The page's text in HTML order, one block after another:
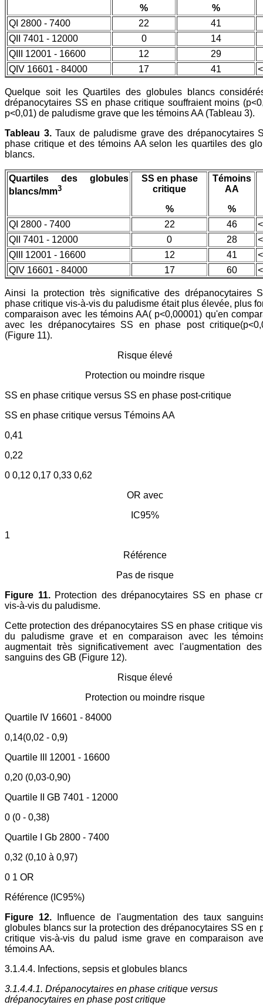
%
%
QI 2800 - 7400
22 41
QII 7401 - 12000
0 14
QIII 12001 - 16600
12 29
QIV 16601 - 84000
17 41
Quelque soit les Quartiles des globules blancs
drépanocytaires SS en phase critique souffraient moins
p<0,01) de paludisme grave que les témoins AA (Tableau 3).
Tableau 3.Taux de paludisme grave des drépanocytaires
phase critique et des témoins AA selon les quartiles des
blancs.
Quartiles des globules
blancs/mm3
SS en phase
critique
%
Témoins
AA
%
QI 2800 - 7400
22 46
QII 7401 - 12000
0 28
QIII 12001 - 16600
12 41
QIV 16601 - 84000
17 60
Ainsi la protection très significative des drépanocytaires
phase critique vis-à-vis du paludisme était plus élevée, plus
comparaison avec les témoins AA( p<0,00001) qu'en
avec les drépanocytaires SS en phase post
(Figure 11).
Risque élevé
Protection ou moindre risque
SS en phase critique versus SS en phase post-critique
SS en phase critique versus Témoins AA
0,41
0,22
0 0,12 0,17 0,33 0,62
OR avec
IC95%
1
Référence
Pas de risque
Figure 11.Protection des drépanocytaires SS en phase
vis-à-vis du paludisme.
Cette protection des drépanocytaires SS en phase critique
du paludisme grave et en comparaison avec les
augmentait très significativement avec l'augmentation
sanguins des GB (Figure 12).
Risque élevé
Protection ou moindre risque
Quartile IV 16601 - 84000
0,14(0,02 - 0,9)
Quartile III 12001 - 16600
0,20 (0,03-0,90)
Quartile II GB 7401 - 12000
0 (0 - 0,38)
Quartile I Gb 2800 - 7400
0,32 (0,10 à 0,97)
0 1 OR
Référence (IC95%)
Figure 12. Influence de l'augmentation des taux
globules blancs sur la protection des drépanocytaires SS en
critique vis-à-vis du palud isme grave en comparaison
témoins AA.
3.1.4.4. Infections, sepsis et globules blancs
3.1.4.4.1. Drépanocytaires en phase critique versus
drépanocytaires en phase post critique